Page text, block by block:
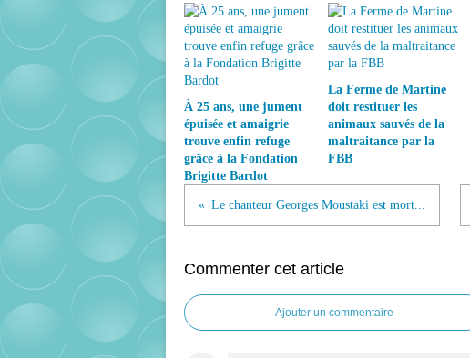
À 25 ans, une jument
épuisée et amaigrie
trouve enfin refuge
grâce à la Fondation
Brigitte Bardot
La Ferme de Martine
doit restituer les
animaux sauvés de la
maltraitance par la
FBB
Le chanteur Georges Moustaki est mort...
Commenter cet article
Ajouter un commentaire